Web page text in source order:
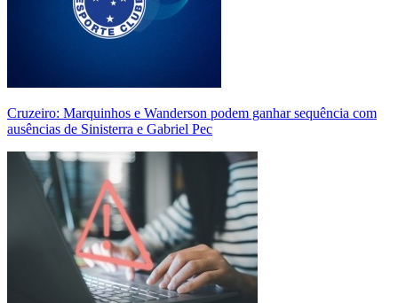
Cruzeiro: Marquinhos e Wanderson podem ganhar sequência com
ausências de Sinisterra e Gabriel Pec